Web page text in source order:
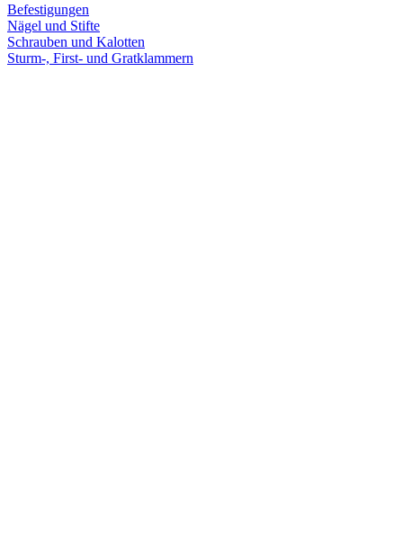
Befestigungen
Nägel und Stifte
Schrauben und Kalotten
Sturm-, First- und Gratklammern